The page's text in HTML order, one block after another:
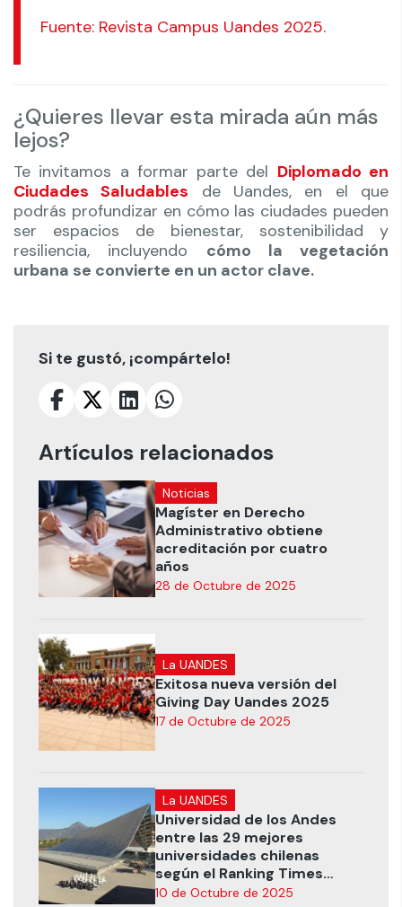
Fuente: Revista Campus Uandes 2025.
¿Quieres llevar esta mirada aún más
lejos?
Te invitamos a formar parte del Diplomado en
Ciudades Saludables de Uandes, en el que
podrás profundizar en cómo las ciudades pueden
ser espacios de bienestar, sostenibilidad y
resiliencia, incluyendo cómo la vegetación
urbana se convierte en un actor clave.
Si te gustó, ¡compártelo!
Artículos relacionados
Noticias
Magíster en Derecho
Administrativo obtiene
acreditación por cuatro
años
28 de Octubre de 2025
La UANDES
Exitosa nueva versión del
Giving Day Uandes 2025
17 de Octubre de 2025
La UANDES
Universidad de los Andes
entre las 29 mejores
universidades chilenas
según el Ranking Times
Higher Education 2026
10 de Octubre de 2025